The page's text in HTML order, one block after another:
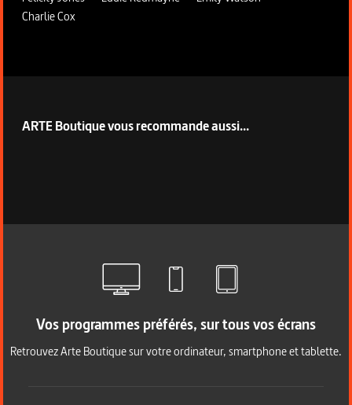
Charlie Cox
ARTE Boutique vous recommande aussi...
Vos programmes préférés, sur tous vos écrans
Retrouvez Arte Boutique sur votre ordinateur, smartphone et tablette.